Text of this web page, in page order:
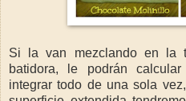
Si la van mezclando en la
batidora, le podrán
integrar todo de una sola